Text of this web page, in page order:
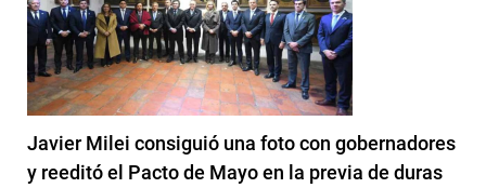
Javier Milei consiguió una foto con gobernadores
y reeditó el Pacto de Mayo en la previa de duras